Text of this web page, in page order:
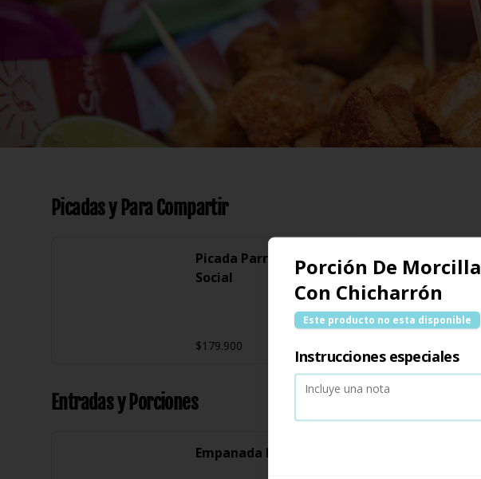
Picadas y Para Compartir
Picada Parrillera El
Social
$179.900
Entradas y Porciones
Empanada De Posta x 10
Porción De Morcilla
Con Chicharrón
Este producto no esta disponible
Instrucciones especiales